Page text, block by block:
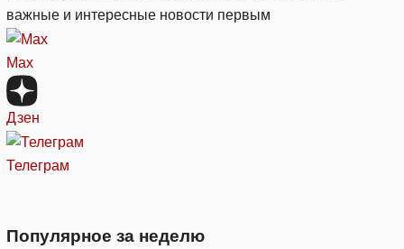
важные и интересные новости первым
Max
Дзен
Телеграм
Популярное за неделю